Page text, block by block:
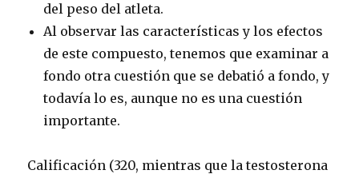
del peso del atleta.
Al observar las características y los efectos
de este compuesto, tenemos que examinar a
fondo otra cuestión que se debatió a fondo, y
todavía lo es, aunque no es una cuestión
importante.
Calificación (320, mientras que la testosterona